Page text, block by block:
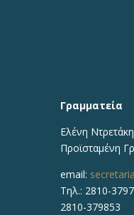
Γραμματεία
Ελένη Ντρετάκη
Προϊσταμένη
email:
Τηλ.: 2810-
2810-379853